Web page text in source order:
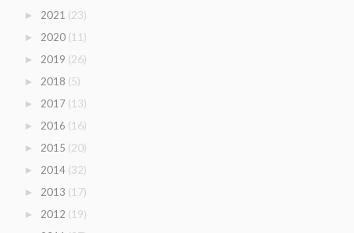
► 2021 (23)
► 2020 (11)
► 2019 (26)
► 2018 (5)
► 2017 (13)
► 2016 (16)
► 2015 (20)
► 2014 (32)
► 2013 (17)
► 2012 (19)